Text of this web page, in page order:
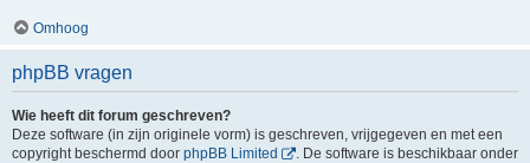
Omhoog
phpBB vragen
Wie heeft dit forum geschreven?
Deze software (in zijn originele vorm) is geschreven, vrijgegeven en met een
copyright beschermd door phpBB Limited
. De software is beschikbaar onder